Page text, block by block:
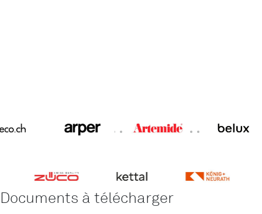
Documents à télécharger